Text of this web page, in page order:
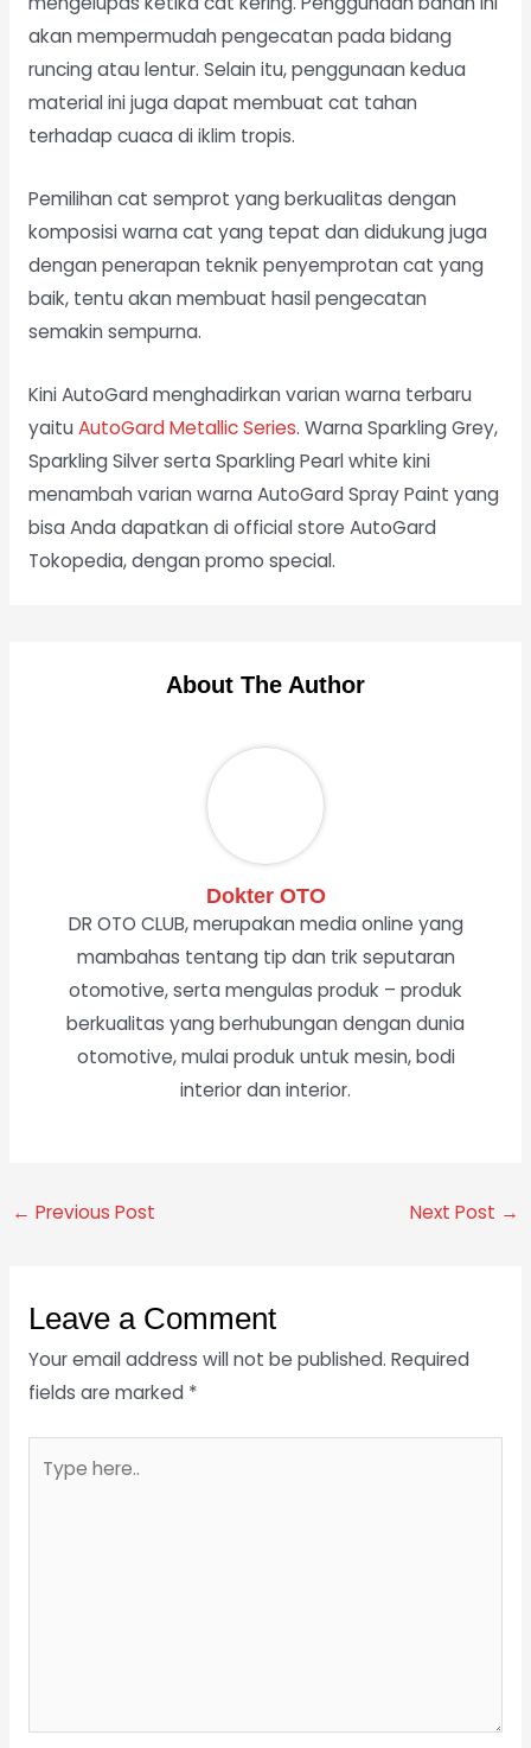
akan mempermudah pengecatan pada bidang
runcing atau lentur. Selain itu, penggunaan kedua
material ini juga dapat membuat cat tahan
terhadap cuaca di iklim tropis.
Pemilihan cat semprot yang berkualitas dengan
komposisi warna cat yang tepat dan didukung juga
dengan penerapan teknik penyemprotan cat yang
baik, tentu akan membuat hasil pengecatan
semakin sempurna.
Kini AutoGard menghadirkan varian warna terbaru
yaitu AutoGard Metallic Series. Warna Sparkling Grey,
Sparkling Silver serta Sparkling Pearl white kini
menambah varian warna AutoGard Spray Paint yang
bisa Anda dapatkan di official store AutoGard
Tokopedia, dengan promo special.
About The Author
Dokter OTO
DR OTO CLUB, merupakan media online yang
mambahas tentang tip dan trik seputaran
otomotive, serta mengulas produk – produk
berkualitas yang berhubungan dengan dunia
otomotive, mulai produk untuk mesin, bodi
interior dan interior.
← Previous Post Next Post →
Leave a Comment
Your email address will not be published. Required
fields are marked *
here..